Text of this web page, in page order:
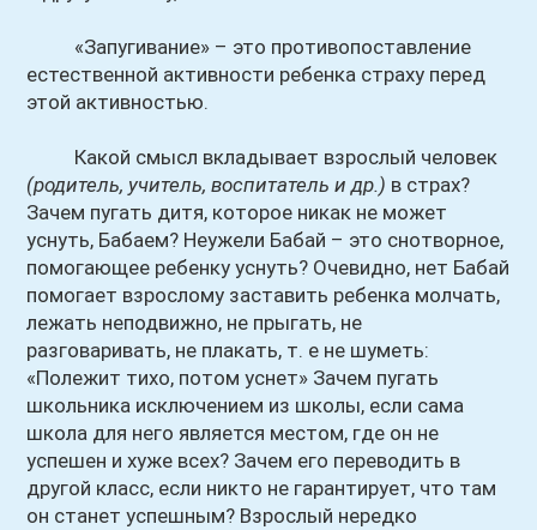
«Запугивание» – это противопоставление
естественной активности ребенка страху перед
этой активностью.
Какой смысл вкладывает взрослый человек
(родитель, учитель, воспитатель и др.) в страх?
Зачем пугать дитя, которое никак не может
уснуть, Бабаем? Неужели Бабай – это снотворное,
помогающее ребенку уснуть? Очевидно, нет Бабай
помогает взрослому заставить ребенка молчать,
лежать неподвижно, не прыгать, не
разговаривать, не плакать, т. е не шуметь:
«Полежит тихо, потом уснет» Зачем пугать
школьника исключением из школы, если сама
школа для него является местом, где он не
успешен и хуже всех? Зачем его переводить в
другой класс, если никто не гарантирует, что там
он станет успешным? Взрослый нередко